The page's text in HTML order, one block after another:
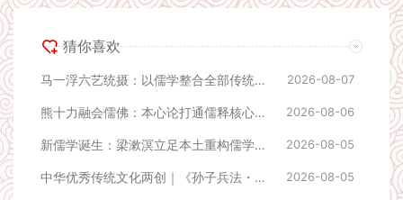
猜你喜欢
马一浮六艺统摄：以儒学整合全部传统文化 2026-08-07
熊十力融会儒佛：本心论打通儒释核心要义 2026-08-06
新儒学诞生：梁漱溟立足本土重构儒学体系 2026-08-05
中华优秀传统文化两创｜《孙子兵法・势篇》『五声五色五味』真的是简单比喻？ 2026-08-05